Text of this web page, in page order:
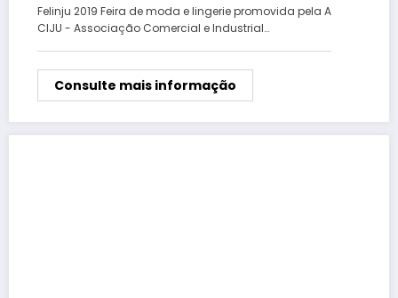
Felinju 2019 Feira de moda e lingerie promovida pela A
CIJU - Associação Comercial e Industrial…
Consulte mais informação